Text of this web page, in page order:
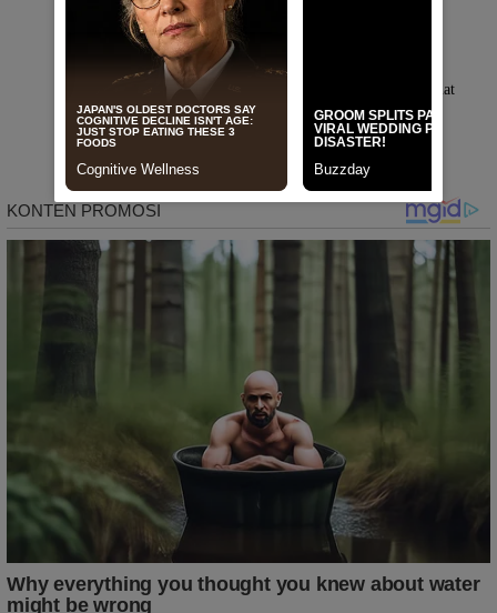
SIDRAP Agustus 7, 2026
Kapolres Sidrap Sambangi Rektor UMS, Perkuat
Sinergi Kampus dan Kepolisian